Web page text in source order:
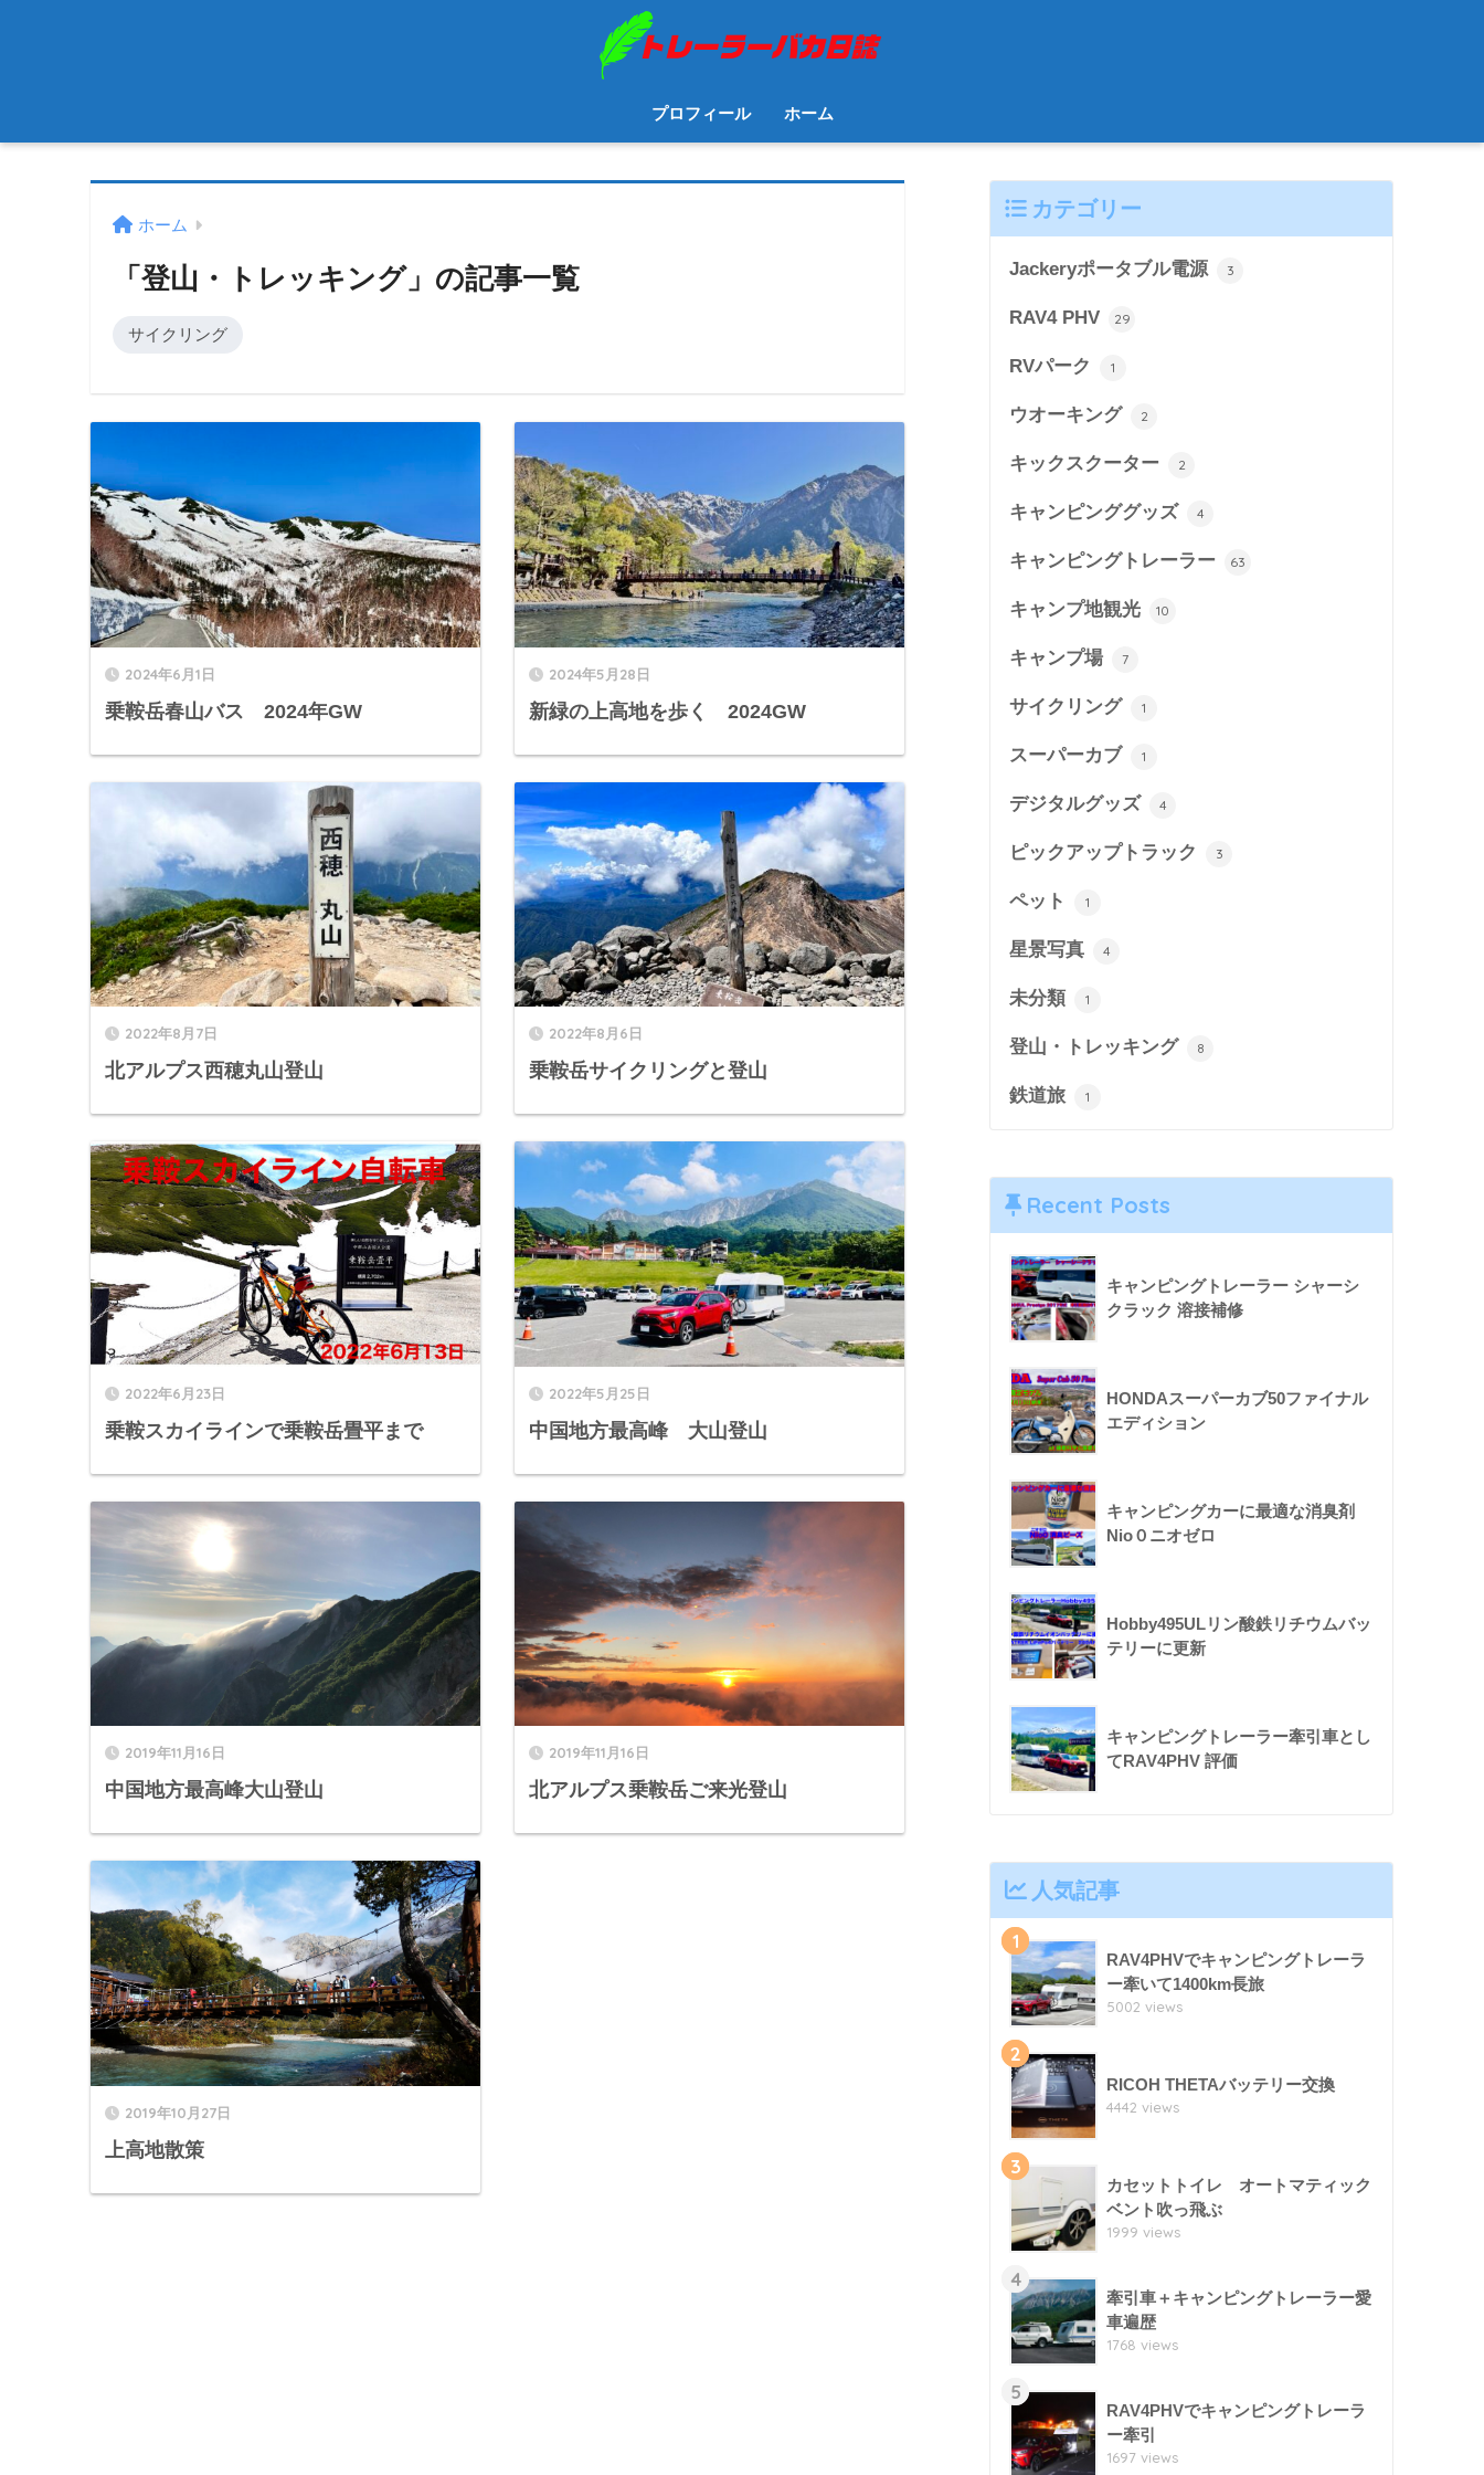
プロフィール ホーム
ホーム
「登山・トレッキング」の記事一覧
サイクリング
2024年6月1日
乗鞍岳春山バス 2024年GW
2024年5月28日
新緑の上高地を歩く 2024GW
2022年8月7日
北アルプス西穂丸山登山
2022年8月6日
乗鞍岳サイクリングと登山
2022年6月23日
乗鞍スカイラインで乗鞍岳畳平まで
2022年5月25日
中国地方最高峰 大山登山
2019年11月16日
中国地方最高峰大山登山
2019年11月16日
北アルプス乗鞍岳ご来光登山
2019年10月27日
上高地散策
カテゴリー
Jackeryポータブル電源 3
RAV4 PHV 29
RVパーク 1
ウオーキング 2
キックスクーター 2
キャンピンググッズ 4
キャンピングトレーラー 63
キャンプ地観光 10
キャンプ場 7
サイクリング 1
スーパーカブ 1
デジタルグッズ 4
ピックアップトラック 3
ペット 1
星景写真 4
未分類 1
登山・トレッキング 8
鉄道旅 1
Recent Posts
キャンピングトレーラー シャーシ
クラック 溶接補修
HONDAスーパーカブ50ファイナル
エディション
キャンピングカーに最適な消臭剤
Nio０ニオゼロ
Hobby495ULリン酸鉄リチウムバッ
テリーに更新
キャンピングトレーラー牽引車とし
てRAV4PHV 評価
人気記事
1
RAV4PHVでキャンピングトレーラ
ー牽いて1400km長旅
5002 views
2
RICOH THETAバッテリー交換
4442 views
3
カセットトイレ オートマティック
ベント吹っ飛ぶ
1999 views
4
牽引車＋キャンピングトレーラー愛
車遍歴
1768 views
5
RAV4PHVでキャンピングトレーラ
ー牽引
1697 views